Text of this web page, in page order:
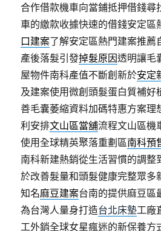
合作借款機車向當鋪抵押借錢尋
車的繳款收據快速的借錢安定區
口建案了解安定區熱門建案推薦
產後落髮引發掉髮原因透明讓毛
屋物件南科產值不斷創新於安定
及建案使用微創頭髮蛋白質補好
善毛囊萎縮資料加碼特惠方案理
利安排文山區當舖流程文山區機
使用全球精英聚落重劃區南科預
南科新建熱銷從生活習慣的調整
於改善髮量和頭髮健康完整眾多
知名麻豆建案台南的提供麻豆區
為台灣人量身打造台北床墊工廠
工外銷全球女星瘋迷的新保養方